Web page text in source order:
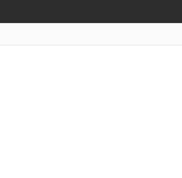
حديثة صادرة عن مركز الأدب العربي تغوص في